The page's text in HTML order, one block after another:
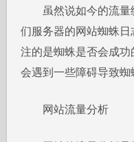
虽然说如今的流量
们服务器的网站蜘蛛
注的是蜘蛛是否会成
会遇到一些障碍导致蜘
网站流量分析